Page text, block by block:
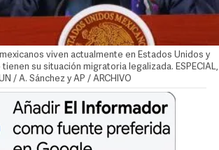
viven actualmente en Estados Unidos y
su situación migratoria legalizada. ESPECIAL,
/ A. Sánchez y AP / ARCHIVO